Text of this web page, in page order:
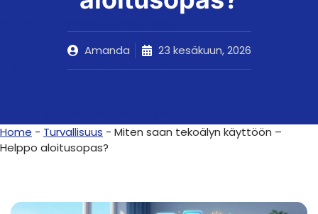
Amanda 23 kesäkuun, 2026
Home - Turvallisuus - Miten saan tekoälyn käyttöön –
Helppo aloitusopas?